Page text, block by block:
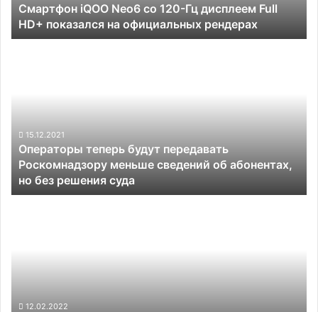
HD+
показался
на
Смартфон iQOO Neo6 со 120-Гц дисплеем Full
HD+ показался на официальных рендерах
сведений
об
абонентах,
но
без
15.12.2021
Операторы теперь будут передавать
Роскомнадзору меньше сведений об абонентах,
но без решения суда
цвет12.02.2022